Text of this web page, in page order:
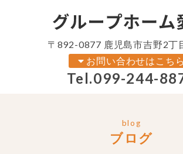
〒892-0877 鹿児島市吉野2丁
お問い合わせはこちら
Tel.099-244-
blog
ブログ